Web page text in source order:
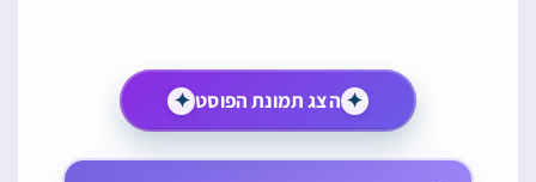
✦ הצג תמונת הפוסט ✦